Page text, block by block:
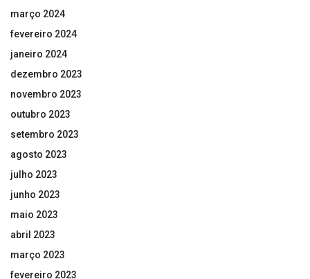
março 2024
fevereiro 2024
janeiro 2024
dezembro 2023
novembro 2023
outubro 2023
setembro 2023
agosto 2023
julho 2023
junho 2023
maio 2023
abril 2023
março 2023
fevereiro 2023